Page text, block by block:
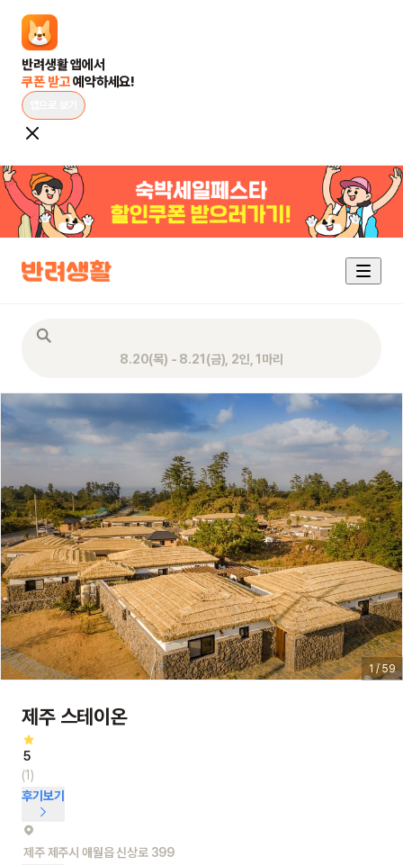
쿠폰 받고 예약하세요!
8.20(목) - 8.21(금), 2인, 1마리
1 / 59
제주 스테이온
5
(1)
후기보기
제주 제주시 애월읍 신상로 399